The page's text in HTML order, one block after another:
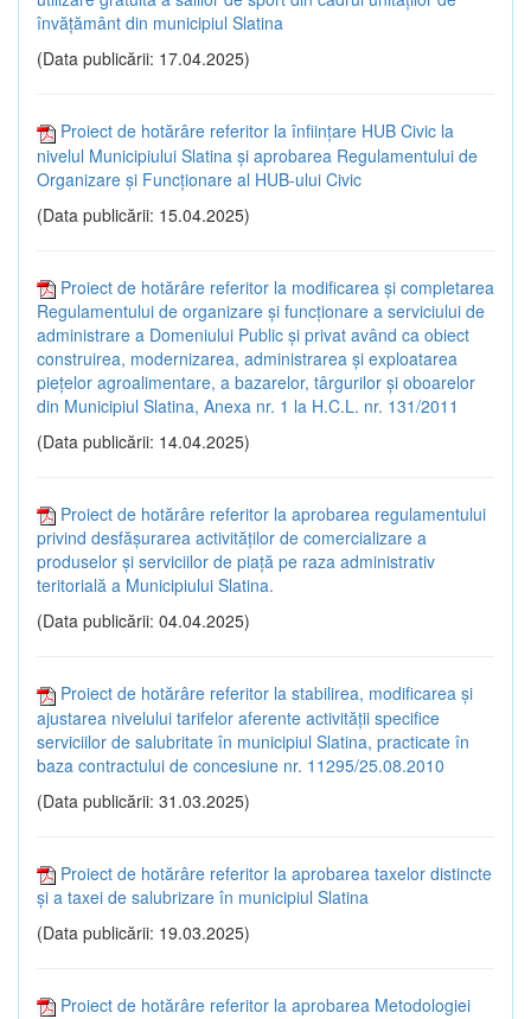
învățământ din municipiul Slatina
(Data publicării: 17.04.2025)
Proiect de hotărâre referitor la înființare HUB Civic la
nivelul Municipiului Slatina și aprobarea Regulamentului de
Organizare și Funcționare al HUB-ului Civic
(Data publicării: 15.04.2025)
Proiect de hotărâre referitor la modificarea și completarea
Regulamentului de organizare și funcționare a serviciului de
administrare a Domeniului Public și privat având ca obiect
construirea, modernizarea, administrarea și exploatarea
piețelor agroalimentare, a bazarelor, târgurilor și oboarelor
din Municipiul Slatina, Anexa nr. 1 la H.C.L. nr. 131/2011
(Data publicării: 14.04.2025)
Proiect de hotărâre referitor la aprobarea regulamentului
privind desfăşurarea activităţilor de comercializare a
produselor şi serviciilor de piaţă pe raza administrativ
teritorială a Municipiului Slatina.
(Data publicării: 04.04.2025)
Proiect de hotărâre referitor la stabilirea, modificarea şi
ajustarea nivelului tarifelor aferente activității specifice
serviciilor de salubritate în municipiul Slatina, practicate în
baza contractului de concesiune nr. 11295/25.08.2010
(Data publicării: 31.03.2025)
Proiect de hotărâre referitor la aprobarea taxelor distincte
și a taxei de salubrizare în municipiul Slatina
(Data publicării: 19.03.2025)
Proiect de hotărâre referitor la aprobarea Metodologiei